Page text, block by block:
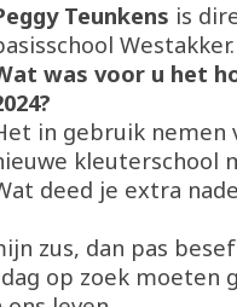
Teunkens is
Westakker.
was voor u het
in gebruik nemen
kleuterschool
deed je extra
zus, dan pas
op zoek moeten